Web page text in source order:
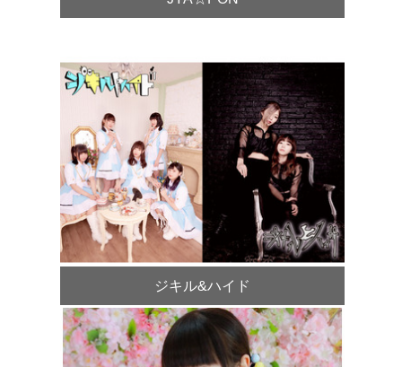
ジキル&ハイド